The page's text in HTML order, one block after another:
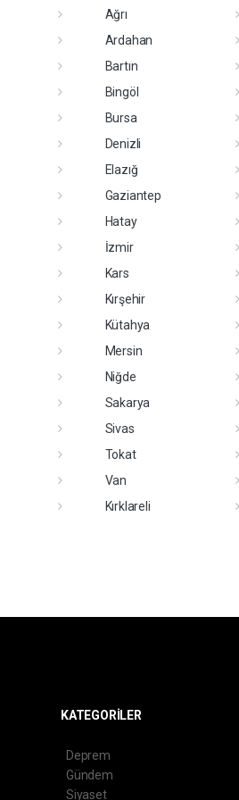
Ağrı
Ardahan
Bartın
Bingöl
Bursa
Denizli
Elazığ
Gaziantep
Hatay
İzmir
Kars
Kırşehir
Kütahya
Mersin
Niğde
Sakarya
Sivas
Tokat
Van
Kırklareli
KATEGORİLER
Deprem
Gündem
Siyaset